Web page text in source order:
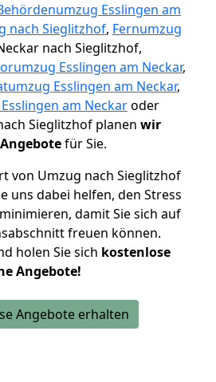
Esslingen am
nach Sieglitzhof, Fernumzug
nach Sieglitzhof,
Esslingen am Neckar,
Esslingen am Neckar,
am Neckaroder
Sieglitzhof planen wir
für Sie.
von Umzug nach Sieglitzhof
uns dabei helfen, den Stress
damit Sie sich auf
freuen können.
holen Sie sich kostenlose
Angebote!
Angebote erhalten